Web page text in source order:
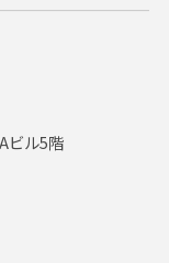
ビル5階